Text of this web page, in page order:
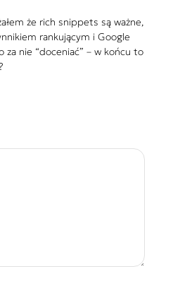
że rich snippets są ważne,
rankującym i Google
za nie “doceniać” – w końcu to